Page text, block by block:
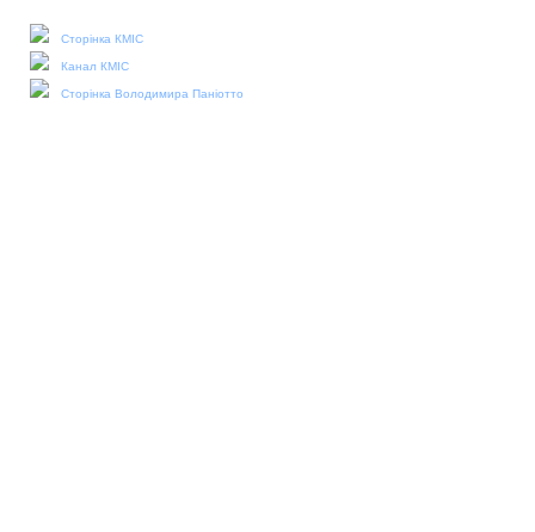
Сторінка КМІС
Канал КМІС
Сторінка Володимира Паніотто